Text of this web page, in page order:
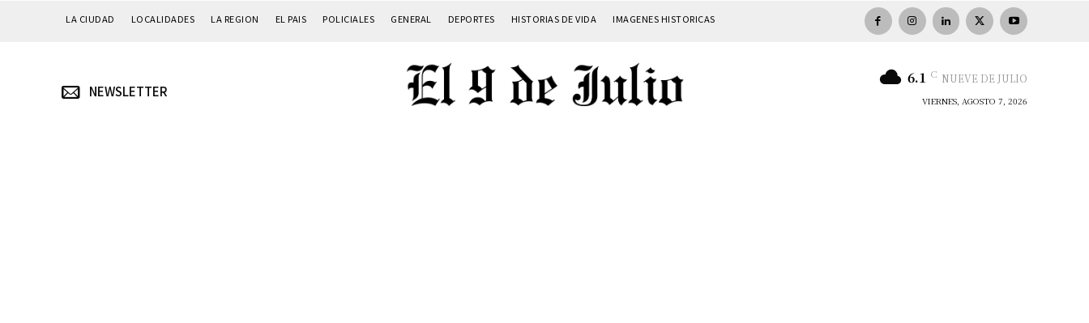
LA CIUDAD LOCALIDADES LA REGION EL PAIS POLICIALES GENERAL DEPORTES HISTORIAS DE VIDA IMAGENES HISTORICAS
NEWSLETTER
6.1 C NUEVE DE JULIO
VIERNES, AGOSTO 7, 2026